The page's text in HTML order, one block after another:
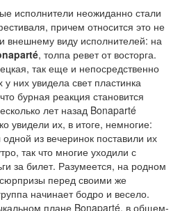
исполнители неожиданно стали
причем относится это не
внешнему виду исполнителей: на
, толпа ревет от восторга.
так еще и непосредственно
них увидела свет пластинка
бурная реакция становится
лет назад Bonaparté
увидели их, в итоге, немногие:
из вечеринок поставили их
так что многие уходили с
за билет. Разумеется, на родном
перед своими же
начинает бодро и весело.
плане Bonaparté, в общем-